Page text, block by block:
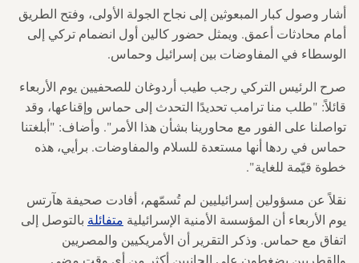
أشار وصول كبار المبعوثين إلى نجاح الجولة الأولى، وفتح الطريق
أمام محادثات أعمق. ويمثل حضور كالين أول انضمام تركي إلى
الوسطاء في المفاوضات بين إسرائيل وحماس.
صرح الرئيس التركي رجب طيب أردوغان للصحفيين يوم الأربعاء
قائلاً: "طلب منا ترامب تحديدًا التحدث إلى حماس وإقناعها، وقد
تواصلنا على الفور مع محاورينا بشأن هذا الأمر". وأضاف: "أبلغتنا
حماس في ردها أنها مستعدة للسلام والمفاوضات. برأيي، هذه
خطوة قيّمة للغاية".
نقلاً عن مسؤولين إسرائيليين لم تُسمّهم، أفادت صحيفة هآرتس
يوم الأربعاء أن المؤسسة الأمنية الإسرائيلية متفائلة بالتوصل إلى
اتفاق مع حماس. وذكر التقرير أن الأمريكيين والمصريين
والقطريين يضغطون على الجانبين أكثر من أي وقت مضى